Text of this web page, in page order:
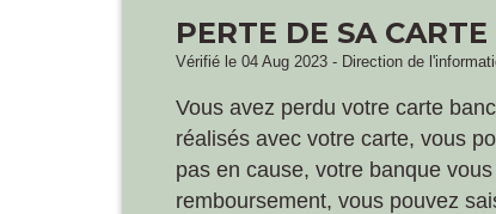
PERTE DE SA
Vérifié le 04 Aug 2023 - Direction de
Vous avez perdu votre carte
réalisés avec votre carte, vous
pas en cause, votre banque
remboursement, vous pouvez